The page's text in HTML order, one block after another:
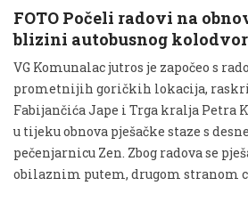
FOTO Počeli radovi na
blizini autobusnog
VG Komunalac jutros je započeo s
prometnijih goričkih lokacija,
Fabijančića Jape i Trga kralja Petra
u tijeku obnova pješačke staze s
pečenjarnicu Zen. Zbog radova se
obilaznim putem, drugom stranom